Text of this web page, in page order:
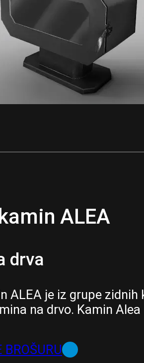
ALEA
drva
ALEA je iz grupe
na drvo. Kamin